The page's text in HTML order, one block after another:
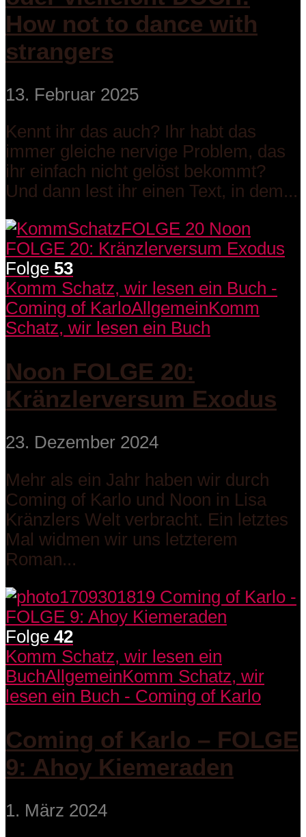
How not to dance with
strangers
13. Februar 2025
Kennt ihr das auch? Ihr habt das
immer gleiche nervige Problem, das
ihr einfach nicht gelöst bekommt?
Und dann lest ihr einen Text, in dem...
Folge 53
Komm Schatz, wir lesen ein Buch -
Coming of KarloAllgemeinKomm
Schatz, wir lesen ein Buch
Noon FOLGE 20:
Kränzlerversum Exodus
23. Dezember 2024
Mehr als ein Jahr haben wir durch
Coming of Karlo und Noon in Lisa
Kränzlers Welt verbracht. Ein letztes
Mal widmen wir uns letzterem
Roman...
Folge 42
Komm Schatz, wir lesen ein
BuchAllgemeinKomm Schatz, wir
lesen ein Buch - Coming of Karlo
Coming of Karlo – FOLGE
9: Ahoy Kiemeraden
1. März 2024